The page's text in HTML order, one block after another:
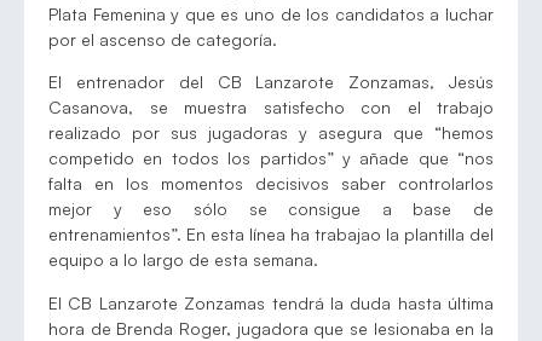
Plata Femenina y que es uno de los candidatos a luchar
por el ascenso de categoría.
El entrenador del CB Lanzarote Zonzamas, Jesús
Casanova, se muestra satisfecho con el trabajo
realizado por sus jugadoras y asegura que “hemos
competido en todos los partidos” y añade que “nos
falta en los momentos decisivos saber controlarlos
mejor y eso sólo se consigue a base de
entrenamientos”. En esta línea ha trabajao la plantilla del
equipo a lo largo de esta semana.
El CB Lanzarote Zonzamas tendrá la duda hasta última
hora de Brenda Roger, jugadora que se lesionaba en la